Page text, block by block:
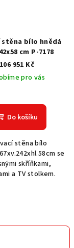
BT1551
Dub světlý
stěna bílo hnědá
cm P-7178
106 951 Kč
pro vás
Do košíku
stěna bílo
se
skříňkami,
a TV stolkem.